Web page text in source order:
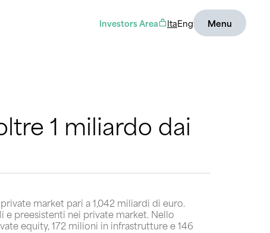
Investors Area ItaEng Menu
1 miliardo dai
market pari a 1,042 miliardi di euro.
e preesistenti nei private market. Nello
equity, 172 milioni in infrastrutture e 146